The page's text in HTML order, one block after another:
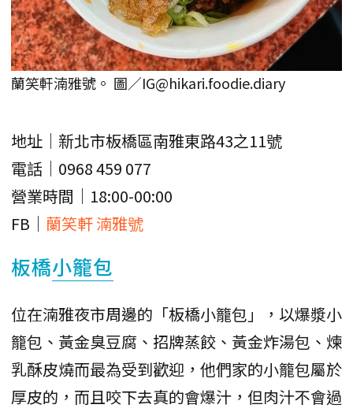
蘭笑軒湳雅號。 圖／IG@hikari.foodie.diary
地址｜新北市板橋區南雅東路43之11號
電話｜0968 459 077
營業時間｜18:00-00:00
FB｜ 蘭笑軒 湳雅號
板橋小籠包
位在湳雅夜市周邊的「板橋小籠包」，以爆漿小
籠包、黃金臭豆腐、招牌蒸餃、黃金炸湯包、煉
乳酥皮燒而最為受到歡迎，他們家的小籠包屬於
厚皮的，而且咬下去真的會爆汁，但肉汁不會過